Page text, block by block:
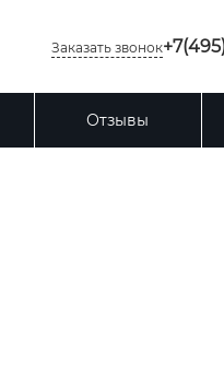
Заказать звонок
Отзывы